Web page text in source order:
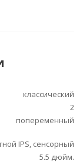
классический
2
попеременный
IPS, сенсорный
5.5 дюйм.